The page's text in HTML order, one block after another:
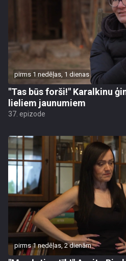
pirms 1 nedēļas, 1 dienas
"Tas būs forši!" Karalkinu
lieliem jaunumiem
37. epizode
pirms 1 nedēļas, 2 dienām